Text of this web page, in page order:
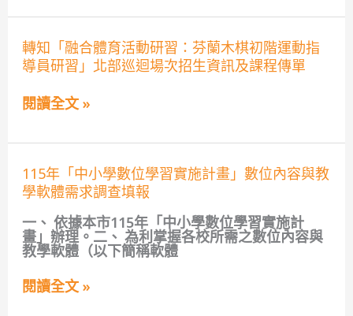
上
研
習
課
育
動
指
導
研
習」
部
迴
場
次
招
生
資
訊
實
轉知「融合體育活動研習：芬蘭木棋初階運動指
導員研習」北部巡迴場次招生資訊及課程傳單
轉
知
「融
體
育
動
習：
芬
蘭
棋
初
階
動
閱讀全文 »
115年「中小學數位學習實施計畫」數位內容與教
學軟體需求調查填報
一、 依據本市115年「中小學數位學習實施計
畫」辦理。二、 為利掌握各校所需之數位內容與
教學軟體（以下簡稱軟體
115
年
「中
學
數
位
習
實
閱讀全文 »